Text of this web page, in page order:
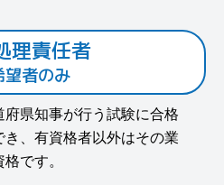
理責任者
者のみ
県知事が行う試験に合格
、有資格者以外はその業
です。